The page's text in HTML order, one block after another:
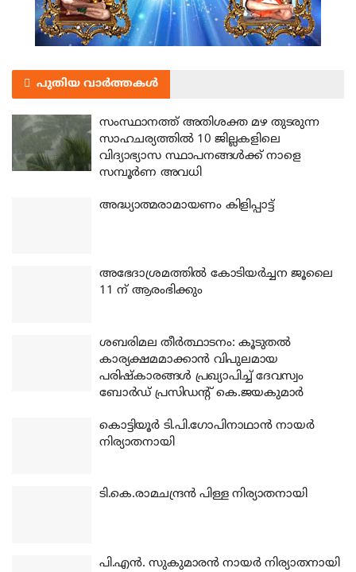
പുതിയ വാർത്തകൾ
സംസ്ഥാനത്ത് അതിശക്ത മഴ തുടരുന്ന
സാഹചര്യത്തിൽ 10 ജില്ലകളിലെ
വിദ്യാഭ്യാസ സ്ഥാപനങ്ങൾക്ക് നാളെ
സമ്പൂർണ അവധി
അദ്ധ്യാത്മരാമായണം കിളിപ്പാട്ട്
അഭേദാശ്രമത്തില്‍ കോടിയര്‍ച്ചന ജൂലൈ
11 ന് ആരംഭിക്കും
ശബരിമല തീര്‍ത്ഥാടനം: കൂടുതല്‍
കാര്യക്ഷമമാക്കാന്‍ വിപുലമായ
പരിഷ്‌കാരങ്ങള്‍ പ്രഖ്യാപിച്ച് ദേവസ്വം
ബോര്‍ഡ് പ്രസിഡന്റ് കെ.ജയകുമാര്‍
കൊട്ടിയൂര്‍ ടി.പി.ഗോപിനാഥാന്‍ നായര്‍
നിര്യാതനായി
ടി.കെ.രാമചന്ദ്രന്‍ പിള്ള നിര്യാതനായി
പി.എന്‍. സുകുമാരന്‍ നായര്‍ നിര്യാതനായി